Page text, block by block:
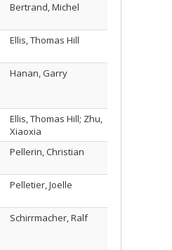
Bertrand, Michel
Ellis, Thomas Hill
Hanan, Garry
Ellis, Thomas Hill; Zhu,
Xiaoxia
Pellerin, Christian
Pelletier, Joelle
Schirrmacher, Ralf